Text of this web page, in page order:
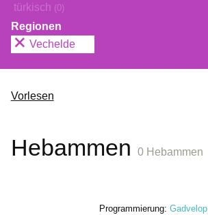
türkisch (0)
Regionen
Vechelde
Vorlesen
Hebammen 0 Hebammen
Programmierung: Gadvelop